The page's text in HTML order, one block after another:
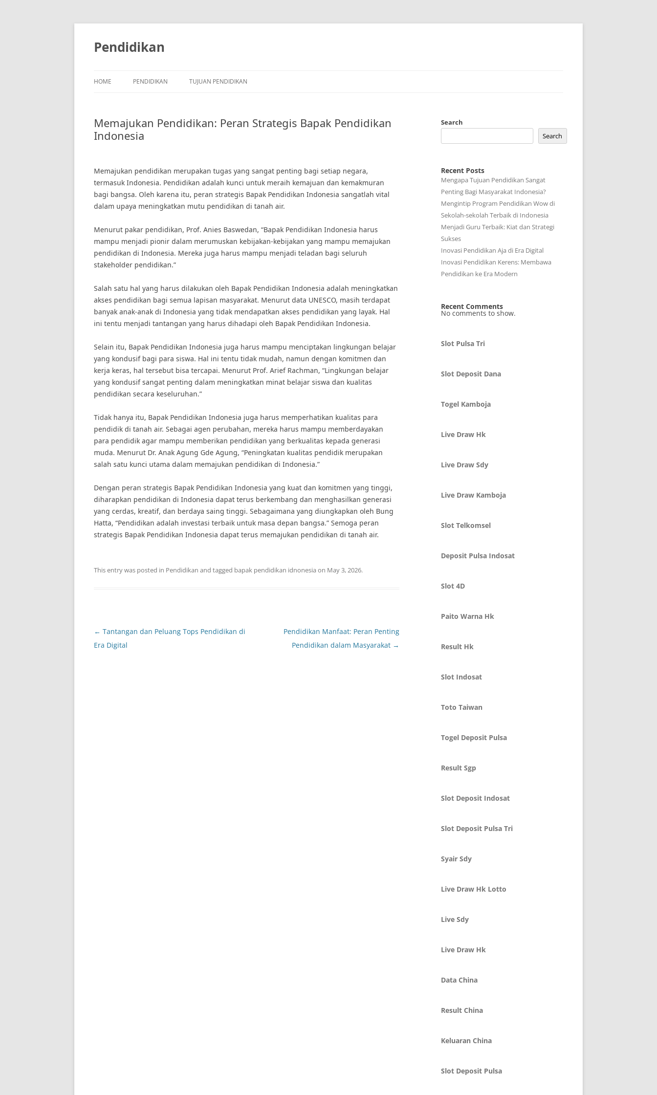
Skip
Pendidikan
HOME PENDIDIKAN TUJUAN PENDIDIKAN
Memajukan Pendidikan: Peran Strategis Bapak Pendidikan
Indonesia
Memajukan pendidikan merupakan tugas yang sangat penting bagi setiap negara,
termasuk Indonesia. Pendidikan adalah kunci untuk meraih kemajuan dan kemakmuran
bagi bangsa. Oleh karena itu, peran strategis Bapak Pendidikan Indonesia sangatlah vital
dalam upaya meningkatkan mutu pendidikan di tanah air.
Menurut pakar pendidikan, Prof. Anies Baswedan, “Bapak Pendidikan Indonesia harus
mampu menjadi pionir dalam merumuskan kebijakan-kebijakan yang mampu memajukan
pendidikan di Indonesia. Mereka juga harus mampu menjadi teladan bagi seluruh
stakeholder pendidikan.”
Salah satu hal yang harus dilakukan oleh Bapak Pendidikan Indonesia adalah meningkatkan
akses pendidikan bagi semua lapisan masyarakat. Menurut data UNESCO, masih terdapat
banyak anak-anak di Indonesia yang tidak mendapatkan akses pendidikan yang layak. Hal
ini tentu menjadi tantangan yang harus dihadapi oleh Bapak Pendidikan Indonesia.
Selain itu, Bapak Pendidikan Indonesia juga harus mampu menciptakan lingkungan belajar
yang kondusif bagi para siswa. Hal ini tentu tidak mudah, namun dengan komitmen dan
kerja keras, hal tersebut bisa tercapai. Menurut Prof. Arief Rachman, “Lingkungan belajar
yang kondusif sangat penting dalam meningkatkan minat belajar siswa dan kualitas
pendidikan secara keseluruhan.”
Tidak hanya itu, Bapak Pendidikan Indonesia juga harus memperhatikan kualitas para
pendidik di tanah air. Sebagai agen perubahan, mereka harus mampu memberdayakan
para pendidik agar mampu memberikan pendidikan yang berkualitas kepada generasi
muda. Menurut Dr. Anak Agung Gde Agung, “Peningkatan kualitas pendidik merupakan
salah satu kunci utama dalam memajukan pendidikan di Indonesia.”
Dengan peran strategis Bapak Pendidikan Indonesia yang kuat dan komitmen yang tinggi,
diharapkan pendidikan di Indonesia dapat terus berkembang dan menghasilkan generasi
yang cerdas, kreatif, dan berdaya saing tinggi. Sebagaimana yang diungkapkan oleh Bung
Hatta, “Pendidikan adalah investasi terbaik untuk masa depan bangsa.” Semoga peran
strategis Bapak Pendidikan Indonesia dapat terus memajukan pendidikan di tanah air.
This entry was posted in Pendidikan and tagged bapak pendidikan idnonesia on May 3, 2026.
Post
navigation
← Tantangan dan Peluang Tops Pendidikan di
Era Digital
Pendidikan Manfaat: Peran Penting
Pendidikan dalam Masyarakat →
Search
Search
Recent Posts
Mengapa Tujuan Pendidikan Sangat
Penting Bagi Masyarakat Indonesia?
Mengintip Program Pendidikan Wow di
Sekolah-sekolah Terbaik di Indonesia
Menjadi Guru Terbaik: Kiat dan Strategi
Sukses
Inovasi Pendidikan Aja di Era Digital
Inovasi Pendidikan Kerens: Membawa
Pendidikan ke Era Modern
Recent Comments
No comments to show.
Slot Pulsa Tri
Slot Deposit Dana
Togel Kamboja
Live Draw Hk
Live Draw Sdy
Live Draw Kamboja
Slot Telkomsel
Deposit Pulsa Indosat
Slot 4D
Paito Warna Hk
Result Hk
Slot Indosat
Toto Taiwan
Togel Deposit Pulsa
Result Sgp
Slot Deposit Indosat
Slot Deposit Pulsa Tri
Syair Sdy
Live Draw Hk Lotto
Live Sdy
Live Draw Hk
Data China
Result China
Keluaran China
Slot Deposit Pulsa